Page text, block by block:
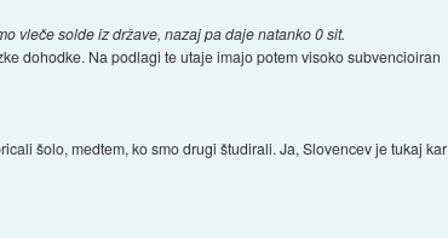
vleče solde iz države, nazaj pa daje natanko 0 sit.
dohodke. Na podlagi te utaje imajo potem visoko subvencioiran
šolo, medtem, ko smo drugi študirali. Ja, Slovencev je tukaj kar